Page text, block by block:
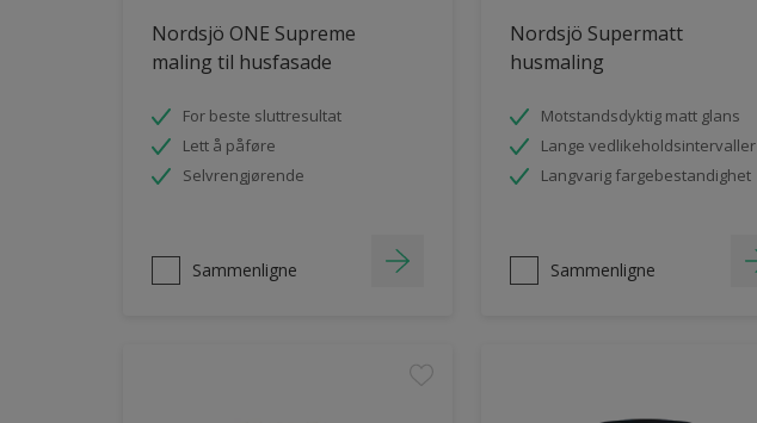
Nordsjö ONE Supreme
maling til husfasade
For beste sluttresultat
Lett å påføre
Selvrengjørende
Sammenligne
Nordsjö Supermatt
husmaling
Motstandsdyktig matt glans
Lange vedlikeholdsintervaller
Langvarig fargebestandighet
Sammenligne